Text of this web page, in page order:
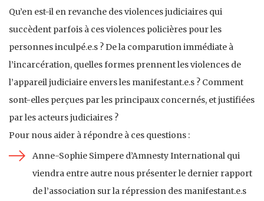
Qu’en est-il en revanche des violences judiciaires qui
succèdent parfois à ces violences policières pour les
personnes inculpé.e.s ? De la comparution immédiate à
l’incarcération, quelles formes prennent les violences de
l’appareil judiciaire envers les manifestant.e.s ? Comment
sont-elles perçues par les principaux concernés, et justifiées
par les acteurs judiciaires ?
Pour nous aider à répondre à ces questions :
Anne-Sophie Simpere d’Amnesty International qui
viendra entre autre nous présenter le dernier rapport
de l’association sur la répression des manifestant.e.s